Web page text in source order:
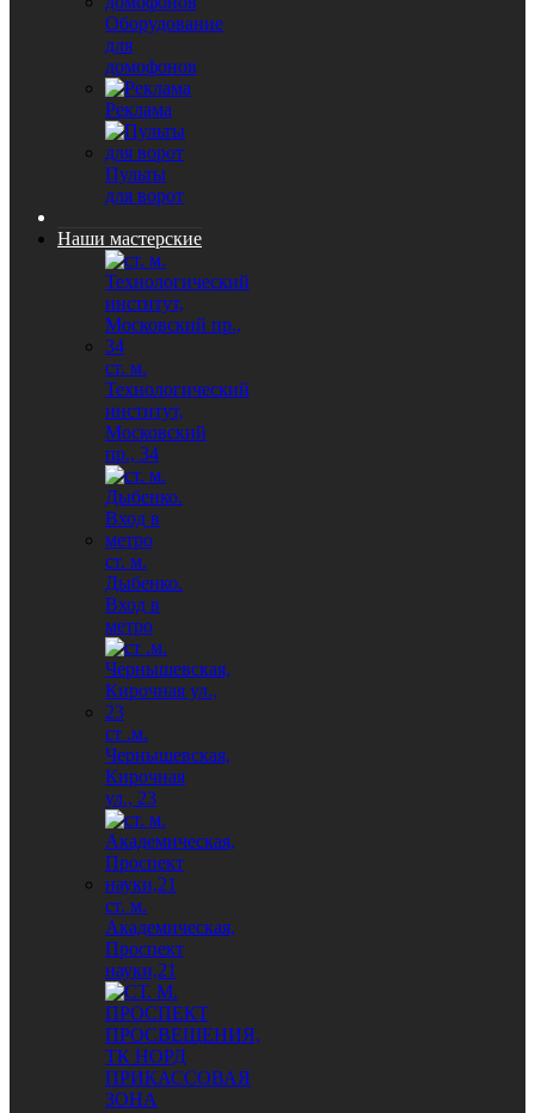
Оборудование
для
домофонов
Реклама
Пульты
для ворот
Наши мастерские
ст. м.
Технологический
институт,
Московский
пр., 34
ст. м.
Дыбенко.
Вход в
метро
ст .м.
Чернышевская,
Кирочная
ул., 23
ст. м.
Академическая,
Проспект
науки,21